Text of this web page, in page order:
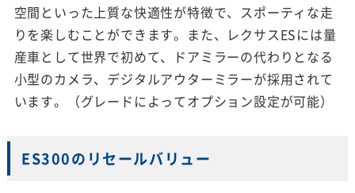
空間といった上質な快適性が特徴で、スポーティな走
りを楽しむことができます。また、レクサスESには量
産車として世界で初めて、ドアミラーの代わりとなる
小型のカメラ、デジタルアウターミラーが採用されて
います。（グレードによってオプション設定が可能）
ES300のリセールバリュー